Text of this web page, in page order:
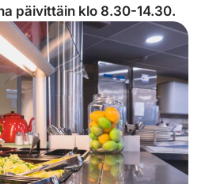
päivittäin klo 8.30-14.30.